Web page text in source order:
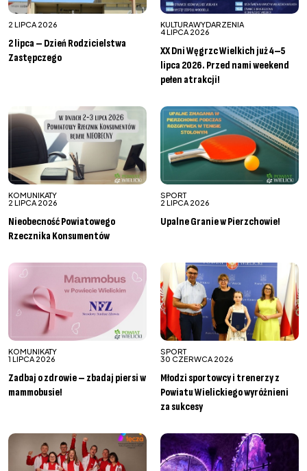
2 LIPCA 2026
2 lipca – Dzień Rodzicielstwa
Zastępczego
KULTURAWYDARZENIA
4 LIPCA 2026
XX Dni Węgrzc Wielkich już 4–5
lipca 2026. Przed nami weekend
pełen atrakcji!
KOMUNIKATY
2 LIPCA 2026
Nieobecność Powiatowego
Rzecznika Konsumentów
SPORT
2 LIPCA 2026
Upalne Granie w Pierzchowie!
KOMUNIKATY
1 LIPCA 2026
Zadbaj o zdrowie – zbadaj piersi w
mammobusie!
SPORT
30 CZERWCA 2026
Młodzi sportowcy i trenerzy z
Powiatu Wielickiego wyróżnieni
za sukcesy